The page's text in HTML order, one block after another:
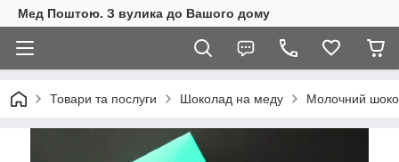
Мед Поштою. З вулика до Вашого дому
Товари та послуги Шоколад на меду Молочний